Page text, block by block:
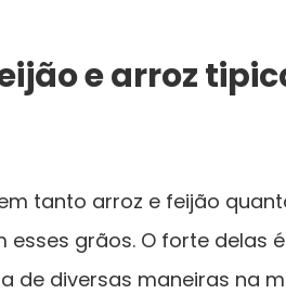
e arroz
tanto arroz e feijão
esses grãos. O forte delas
de diversas maneiras na